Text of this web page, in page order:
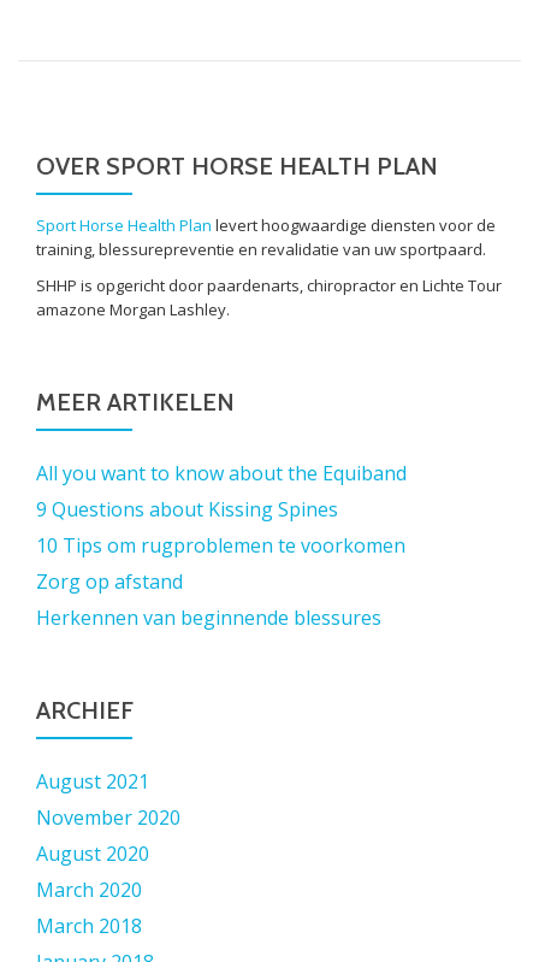
OVER SPORT HORSE HEALTH PLAN
Sport Horse Health Plan levert hoogwaardige diensten voor de
training, blessurepreventie en revalidatie van uw sportpaard.
SHHP is opgericht door paardenarts, chiropractor en Lichte Tour
amazone Morgan Lashley.
MEER ARTIKELEN
All you want to know about the Equiband
9 Questions about Kissing Spines
10 Tips om rugproblemen te voorkomen
Zorg op afstand
Herkennen van beginnende blessures
ARCHIEF
August 2021
November 2020
August 2020
March 2020
March 2018